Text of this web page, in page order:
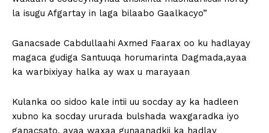
la isugu Afgartay in laga bilaabo Gaalkacyo”
Ganacsade Cabdullaahi Axmed Faarax oo ku hadlayay
magaca gudiga Santuuqa horumarinta Dagmada,ayaa
ka warbixiyay halka ay wax u marayaan
Kulanka oo sidoo kale intii uu socday ay ka hadleen
xubno ka socday ururada bulshada waxgaradka iyo
ganacsato, ayaa waxaa gunaanadkii ka hadlay